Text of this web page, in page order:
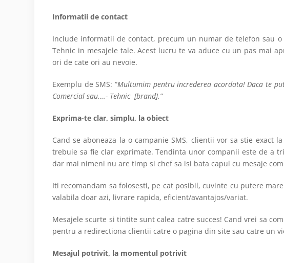
Informatii de contact
Include informatii de contact, precum un numar de telefon sau
Tehnic in mesajele tale. Acest lucru te va aduce cu un pas mai
ori de cate ori au nevoie.
Exemplu de SMS: “Multumim pentru increderea acordata! Daca te
Comercial sau….- Tehnic [brand].”
Exprima-te clar, simplu, la obiect
Cand se aboneaza la o campanie SMS, clientii vor sa stie exact
trebuie sa fie clar exprimate. Tendinta unor companii este de a
dar mai nimeni nu are timp si chef sa isi bata capul cu mesaje
Iti recomandam sa folosesti, pe cat posibil, cuvinte cu putere
valabila doar azi, livrare rapida, eficient/avantajos/variat.
Mesajele scurte si tintite sunt calea catre succes! Cand vrei sa
pentru a redirectiona clientii catre o pagina din site sau catre un
Mesajul potrivit, la momentul potrivit